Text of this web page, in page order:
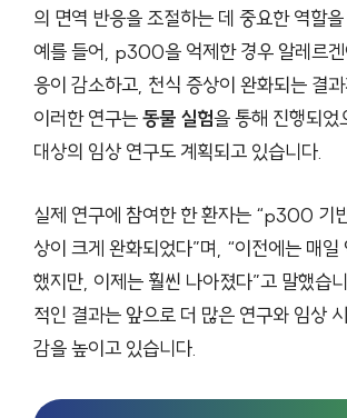
의 면역 반응을 조절하는 데 중요한 역할
예를 들어, p300을 억제한 경우 알레르
응이 감소하고, 천식 증상이 완화되는 결
이러한 연구는동물 실험을 통해 진행되었
대상의 임상 연구도 계획되고 있습니다.
실제 연구에 참여한 한 환자는 “p300 기
상이 크게 완화되었다”며, “이전에는 매일
했지만, 이제는 훨씬 나아졌다”고 말했습
적인 결과는 앞으로 더 많은 연구와 임상
감을 높이고 있습니다.